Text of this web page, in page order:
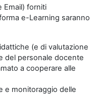
Email) forniti
e-Learning saranno
(e di valutazione
del personale docente
a cooperare alle
e monitoraggio delle